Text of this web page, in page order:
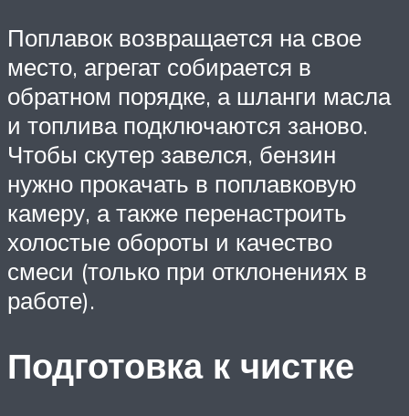
Поплавок возвращается на свое
место, агрегат собирается в
обратном порядке, а шланги масла
и топлива подключаются заново.
Чтобы скутер завелся, бензин
нужно прокачать в поплавковую
камеру, а также перенастроить
холостые обороты и качество
смеси (только при отклонениях в
работе).
Подготовка к чистке